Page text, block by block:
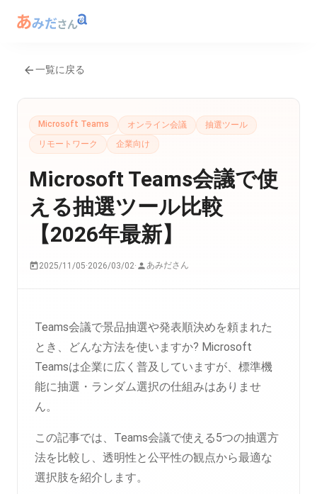
一覧に戻る
Microsoft Teams オンライン会議
抽選ツール
リモートワーク
企業向け
Microsoft Teams会議で使
える抽選ツール比較
【2026年最新】
2025/11/05·2026/03/02· あみださん
Teams会議で景品抽選や発表順決めを頼まれた
とき、どんな方法を使いますか? Microsoft
Teamsは企業に広く普及していますが、標準機
能に抽選・ランダム選択の仕組みはありませ
ん。
この記事では、Teams会議で使える5つの抽選方
法を比較し、透明性と公平性の観点から最適な
選択肢を紹介します。